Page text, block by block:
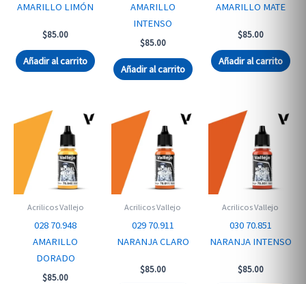
AMARILLO LIMÓN
$85.00
Añadir al carrito
AMARILLO
INTENSO
$85.00
Añadir al carrito
AMARILLO MATE
$85.00
Añadir al carrito
Acrilicos Vallejo
028 70.948
AMARILLO
DORADO
$85.00
Acrilicos Vallejo
029 70.911
NARANJA CLARO
$85.00
Acrilicos Vallejo
030 70.851
NARANJA INTENSO
$85.00